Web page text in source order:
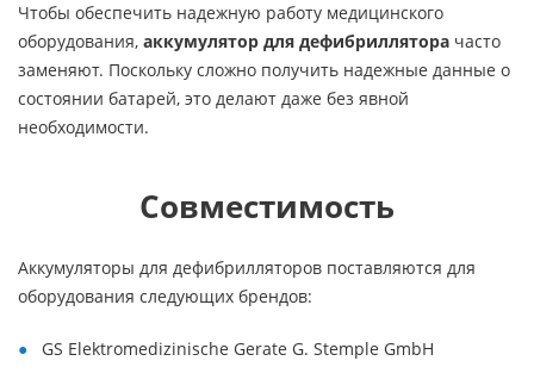
Чтобы обеспечить надежную работу медицинского
оборудования, аккумулятор для дефибриллятора часто
заменяют. Поскольку сложно получить надежные данные о
состоянии батарей, это делают даже без явной
необходимости.
Совместимость
Аккумуляторы для дефибрилляторов поставляются для
оборудования следующих брендов:
GS Elektromedizinische Gerate G. Stemple GmbH